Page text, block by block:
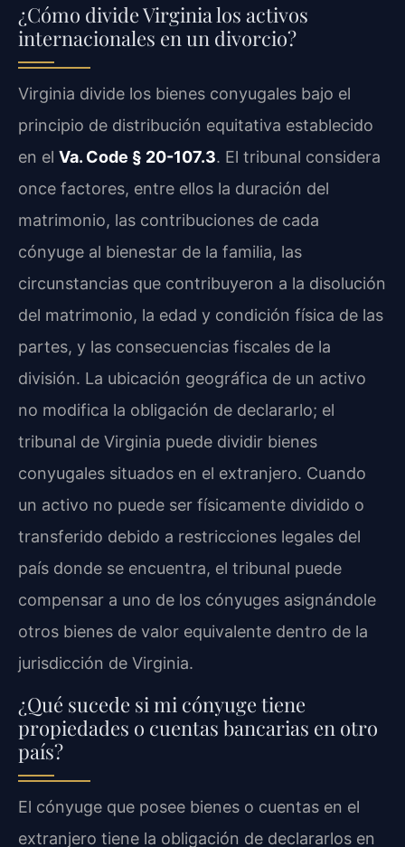
¿Cómo divide Virginia los activos
internacionales en un divorcio?
Virginia divide los bienes conyugales bajo el
principio de distribución equitativa establecido
en el Va. Code § 20-107.3. El tribunal considera
once factores, entre ellos la duración del
matrimonio, las contribuciones de cada
cónyuge al bienestar de la familia, las
circunstancias que contribuyeron a la disolución
del matrimonio, la edad y condición física de las
partes, y las consecuencias fiscales de la
división. La ubicación geográfica de un activo
no modifica la obligación de declararlo; el
tribunal de Virginia puede dividir bienes
conyugales situados en el extranjero. Cuando
un activo no puede ser físicamente dividido o
transferido debido a restricciones legales del
país donde se encuentra, el tribunal puede
compensar a uno de los cónyuges asignándole
otros bienes de valor equivalente dentro de la
jurisdicción de Virginia.
¿Qué sucede si mi cónyuge tiene
propiedades o cuentas bancarias en otro
país?
El cónyuge que posee bienes o cuentas en el
extranjero tiene la obligación de declararlos en